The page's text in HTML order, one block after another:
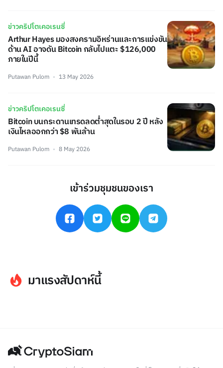
ข่าวคริปโตเคอเรนซี่
Arthur Hayes มองสงครามอิหร่านและการแข่งขัน
ด้าน AI อาจดัน Bitcoin กลับไปแตะ $126,000
ภายในปีนี้
Putawan Pulom 13 May 2026
ข่าวคริปโตเคอเรนซี่
Bitcoin บนกระดานเทรดลดต่ำสุดในรอบ 2 ปี หลัง
เงินไหลออกกว่า $8 พันล้าน
Putawan Pulom 8 May 2026
เข้าร่วมชุมชนของเรา
มาแรงสัปดาห์นี้